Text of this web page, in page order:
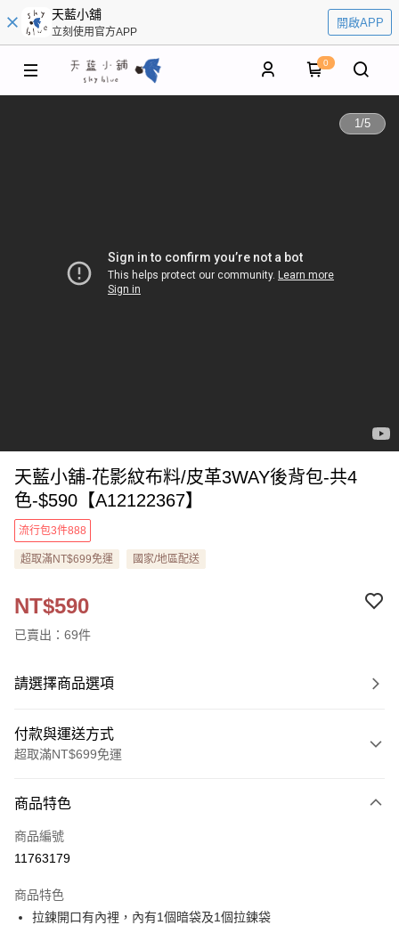
天藍小舖
立刻使用官方APP
開啟APP
0
1/5
天藍小舖-花影紋布料/皮革3WAY後背包-共4
色-$590【A12122367】
流行包3件888
超取滿NT$699免運 國家/地區配送
NT$590
已賣出：69件
請選擇商品選項
付款與運送方式
超取滿NT$699免運
信用卡一次付款
超商取貨付款
Apple Pay
商品特色
商品編號
11763179
商品特色
拉鍊開口有內裡，內有1個暗袋及1個拉鍊袋